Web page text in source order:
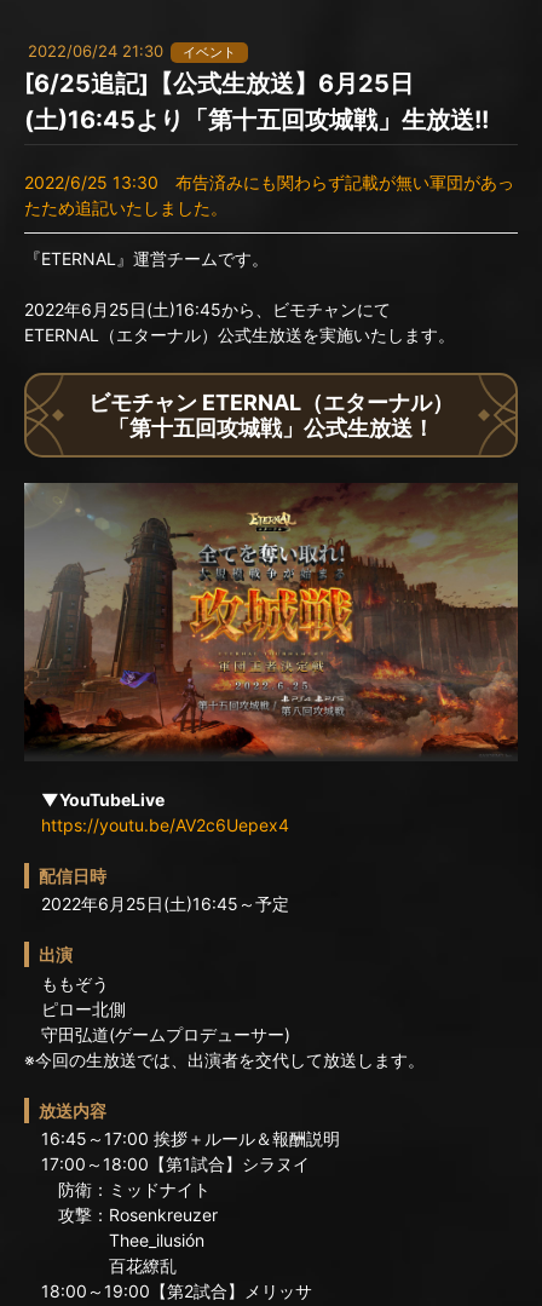
2022/06/24 21:30 イベント
[6/25追記]【公式生放送】6月25日
(土)16:45より「第十五回攻城戦」生放送!!
2022/6/25 13:30 布告済みにも関わらず記載が無い軍団があっ
たため追記いたしました。
『ETERNAL』運営チームです。
2022年6月25日(土)16:45から、ビモチャンにて
ETERNAL（エターナル）公式生放送を実施いたします。
ビモチャン ETERNAL（エターナル）
「第十五回攻城戦」公式生放送！
▼YouTubeLive
https://youtu.be/AV2c6Uepex4
配信日時
2022年6月25日(土)16:45～予定
出演
ももぞう
ピロー北側
守田弘道(ゲームプロデューサー)
※今回の生放送では、出演者を交代して放送します。
放送内容
16:45～17:00 挨拶＋ルール＆報酬説明
17:00～18:00【第1試合】シラヌイ
防衛：ミッドナイト
攻撃：Rosenkreuzer
Thee_ilusión
百花繚乱
18:00～19:00【第2試合】メリッサ